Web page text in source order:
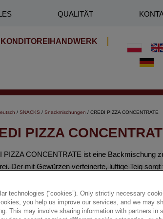
QUALITÄT
KONDITOREIHANDWERK
/ SNACKS / Snackmischungen / CREDI PIZZA CONCENTRATE
PIZZA
PIZZA CONCENTRATE ist eine Backmischung
Der mit Gewürzen verfeinerte, luftige Teig
intensives Aroma. Dank der einfachen
Mini-Pizzen und herzhafte Backwaren.
Geschmack und intensives Aroma
technologies (“cookies”). Only strictly necessary
you help us improve our services, and we may
This may involve sharing information with partners in